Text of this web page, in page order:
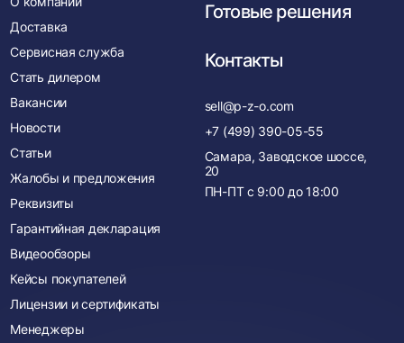
Доставка
Сервисная служба
Стать дилером
Вакансии
Новости
Статьи
Жалобы и предложения
Реквизиты
Гарантийная декларация
Видеообзоры
Кейсы покупателей
Лицензии и сертификаты
Менеджеры
Готовые решения
Контакты
sell@p-z-o.com
+7 (499) 390-05-55
Самара, Заводское шоссе,
20
ПН-ПТ с 9:00 до 18:00